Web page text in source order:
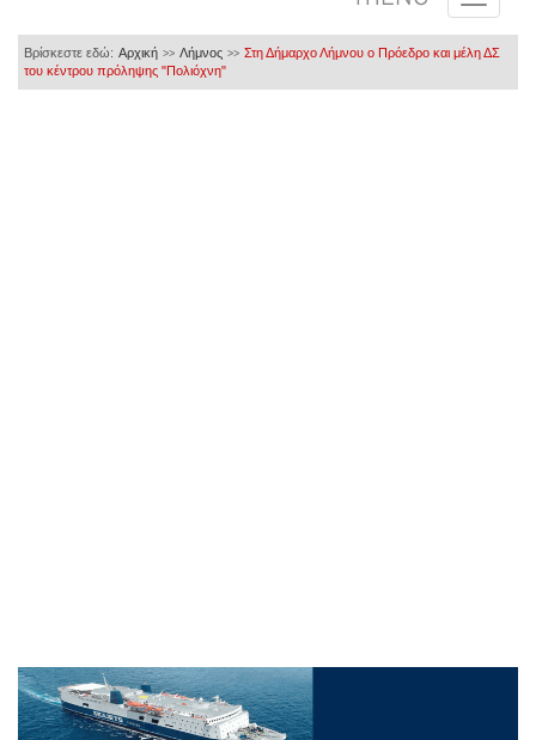
Βρίσκεστε εδώ: Αρχική >> Λήμνος >> Στη Δήμαρχο Λήμνου ο Πρόεδρο και μέλη ΔΣ
του κέντρου πρόληψης "Πολιόχνη"